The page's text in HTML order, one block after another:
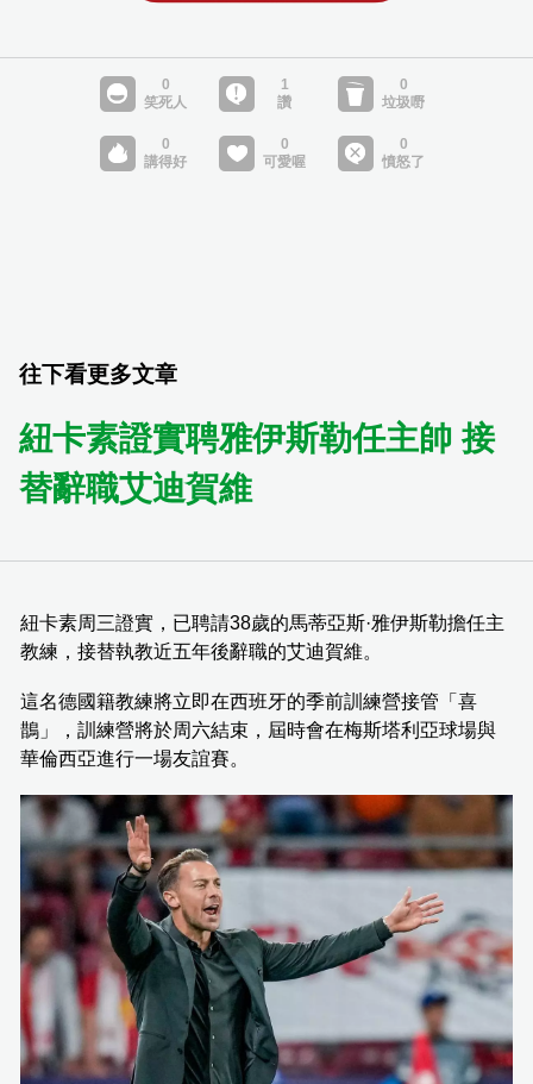
往下看更多文章
紐卡素證實聘雅伊斯勒任主帥 接
替辭職艾迪賀維
紐卡素周三證實，已聘請38歲的馬蒂亞斯·雅伊斯勒擔任主
教練，接替執教近五年後辭職的艾迪賀維。
這名德國籍教練將立即在西班牙的季前訓練營接管「喜
鵲」，訓練營將於周六結束，屆時會在梅斯塔利亞球場與
華倫西亞進行一場友誼賽。